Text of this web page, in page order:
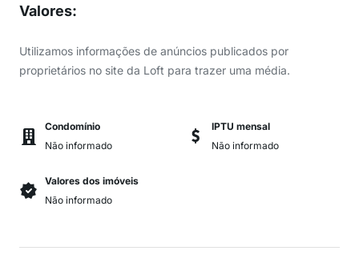
Valores:
Utilizamos informações de anúncios publicados por
proprietários no site da Loft para trazer uma média.
Condomínio
Não informado
IPTU mensal
Não informado
Valores dos imóveis
Não informado